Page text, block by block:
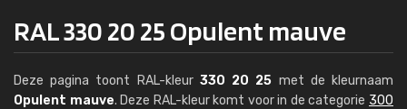
RAL 330 20 25 Opulent mauve
Deze pagina toont RAL-kleur 330 20 25 met de kleurnaam
Opulent mauve. Deze RAL-kleur komt voor in de categorie 300